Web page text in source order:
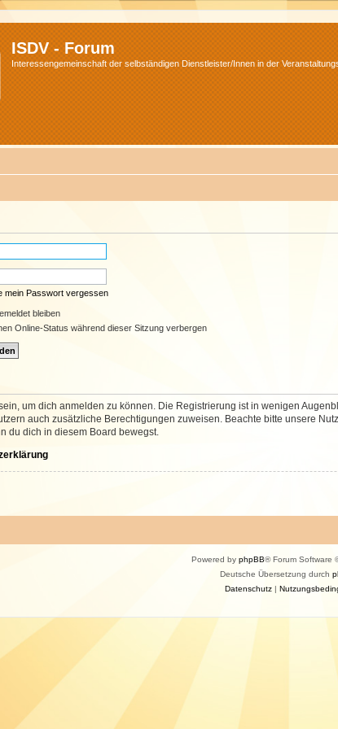
ISDV - Forum
Interessengemeinschaft der selbständigen Dienstleister/Innen in der
mein Passwort vergessen
bleiben
Online-Status während dieser Sitzung verbergen
um dich anmelden zu können. Die Registrierung ist in wenigen
auch zusätzliche Berechtigungen zuweisen. Beachte bitte unsere
du dich in diesem Board bewegst.
Powered by phpBB® Forum Software
Deutsche Übersetzung durch
Datenschutz|